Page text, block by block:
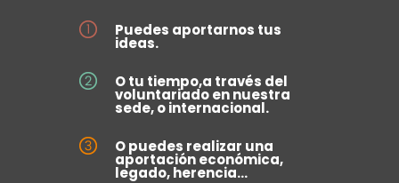
Puedes aportarnos tus
ideas.
O tu tiempo,a través del
voluntariado en nuestra
sede, o internacional.
O puedes realizar una
aportación económica,
legado, herencia...